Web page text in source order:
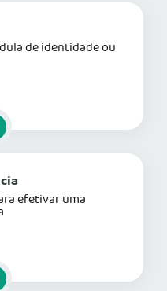
de identidade ou
para mais informações
efetivar uma
para mais informações